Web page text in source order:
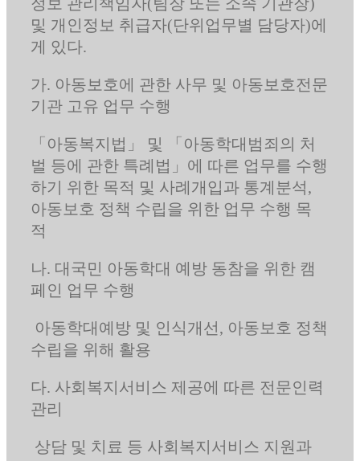
및 개인정보 취급자(단위업무별 담당자)에
게 있다.
가. 아동보호에 관한 사무 및 아동보호전문
기관 고유 업무 수행
「아동복지법」 및 「아동학대범죄의 처
벌 등에 관한 특례법」에 따른 업무를 수행
하기 위한 목적 및 사례개입과 통계분석,
아동보호 정책 수립을 위한 업무 수행 목
적
나. 대국민 아동학대 예방 동참을 위한 캠
페인 업무 수행
아동학대예방 및 인식개선, 아동보호 정책
수립을 위해 활용
다. 사회복지서비스 제공에 따른 전문인력
관리
상담 및 치료 등 사회복지서비스 지원과